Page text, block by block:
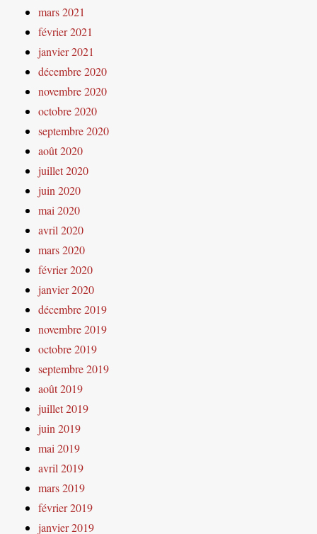
mars 2021
février 2021
janvier 2021
décembre 2020
novembre 2020
octobre 2020
septembre 2020
août 2020
juillet 2020
juin 2020
mai 2020
avril 2020
mars 2020
février 2020
janvier 2020
décembre 2019
novembre 2019
octobre 2019
septembre 2019
août 2019
juillet 2019
juin 2019
mai 2019
avril 2019
mars 2019
février 2019
janvier 2019